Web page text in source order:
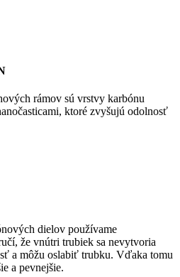
rámov sú vrstvy karbónu
ktoré zvyšujú odolnosť
dielov používame
že vnútri trubiek sa nevytvoria
a môžu oslabiť trubku. Vďaka tomu
a pevnejšie.